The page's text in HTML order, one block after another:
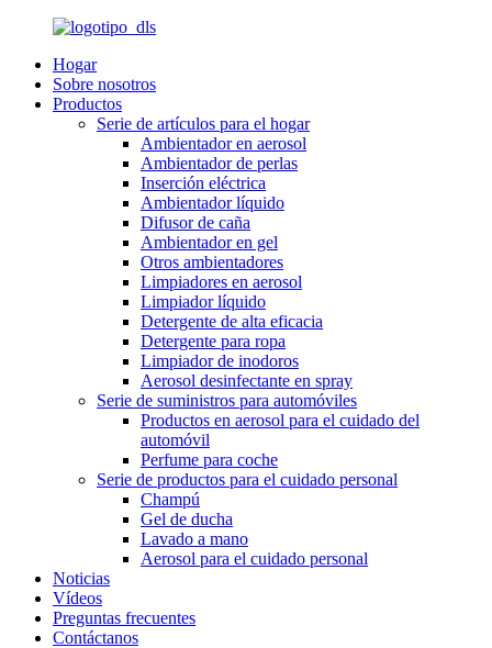
Hogar
Sobre nosotros
Productos
Serie de artículos para el hogar
Ambientador en aerosol
Ambientador de perlas
Inserción eléctrica
Ambientador líquido
Difusor de caña
Ambientador en gel
Otros ambientadores
Limpiadores en aerosol
Limpiador líquido
Detergente de alta eficacia
Detergente para ropa
Limpiador de inodoros
Aerosol desinfectante en spray
Serie de suministros para automóviles
Productos en aerosol para el cuidado del
automóvil
Perfume para coche
Serie de productos para el cuidado personal
Champú
Gel de ducha
Lavado a mano
Aerosol para el cuidado personal
Noticias
Vídeos
Preguntas frecuentes
Contáctanos